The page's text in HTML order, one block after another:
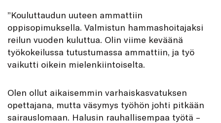
”Kouluttaudun uuteen ammattiin
oppisopimuksella. Valmistun hammashoitajaksi
reilun vuoden kuluttua. Olin viime keväänä
työkokeilussa tutustumassa ammattiin, ja työ
vaikutti oikein mielenkiintoiselta.
Olen ollut aikaisemmin varhaiskasvatuksen
opettajana, mutta väsymys työhön johti pitkään
sairauslomaan. Halusin rauhallisempaa työtä –